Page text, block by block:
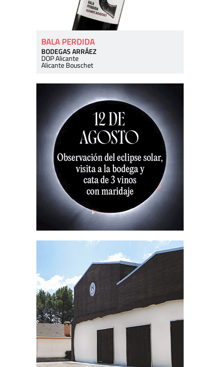
BALA PERDIDA
BODEGAS ARRÁEZ
DOP Alicante
Alicante Bouschet